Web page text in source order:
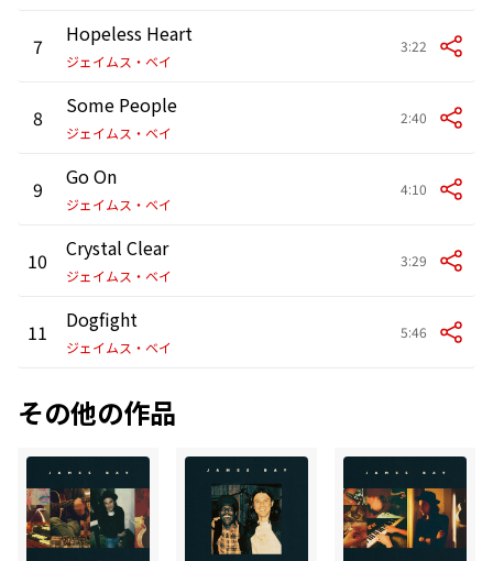
7 Hopeless Heart
ジェイムス・ベイ
3:22
8 Some People
ジェイムス・ベイ
2:40
9 Go On
ジェイムス・ベイ
4:10
10 Crystal Clear
ジェイムス・ベイ
3:29
11 Dogfight
ジェイムス・ベイ
5:46
その他の作品